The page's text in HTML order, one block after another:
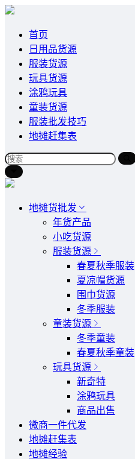
首页
日用品货源
服装货源
玩具货源
涂鸦玩具
童装货源
服装批发技巧
地摊赶集表
地摊货批发
年货产品
小吃货源
服装货源
春夏秋季服装
夏凉帽货源
围巾货源
冬季服装
童装货源
冬季童装
春夏秋季童装
玩具货源
新奇特
涂鸦玩具
商品出售
微商一件代发
地摊赶集表
地摊经验